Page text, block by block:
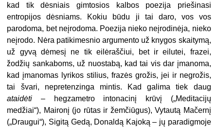
kad tik dėsniais gimtosios kalbos poezija priešinasi
entropijos dėsniams. Kokiu būdu ji tai daro, vos vos
parodoma, bet neįrodoma. Poezija nieko neįrodinėja, nieko
neįrodo. Nėra patikimesnio argumento už knygos skaitymą,
už gyvą dėmesį ne tik eilėraščiui, bet ir eilutei, frazei,
žodžių sankaboms, už nuostabą, kad tai vis dar įmanoma,
kad įmanomas lyrikos stilius, frazės grožis, jei ir negrožis,
tai švari, nepretenzinga mintis. Kad galima tiek daug
ataidėti– hegzametro intonacinį krūvį („Meditacijų
medžiai“), Maironį (jo rūtas ir žemčiūgus), Vytautą Mačernį
(„Draugui“), Sigitą Gedą, Donaldą Kajoką – jų paradigmoje